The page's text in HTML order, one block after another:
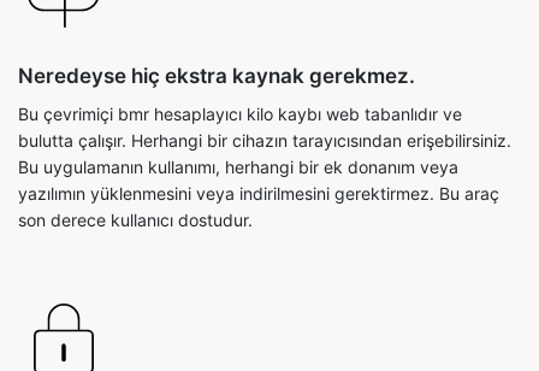
Neredeyse hiç ekstra kaynak gerekmez.
Bu çevrimiçi bmr hesaplayıcı kilo kaybı web tabanlıdır ve
bulutta çalışır. Herhangi bir cihazın tarayıcısından erişebilirsiniz.
Bu uygulamanın kullanımı, herhangi bir ek donanım veya
yazılımın yüklenmesini veya indirilmesini gerektirmez. Bu araç
son derece kullanıcı dostudur.